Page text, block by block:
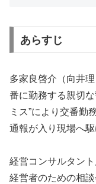
あらすじ
多家良啓介（向井
番に勤務する親切
ミス”により交番勤
通報が入り現場へ駆
経営コンサルタン
経営者のための相